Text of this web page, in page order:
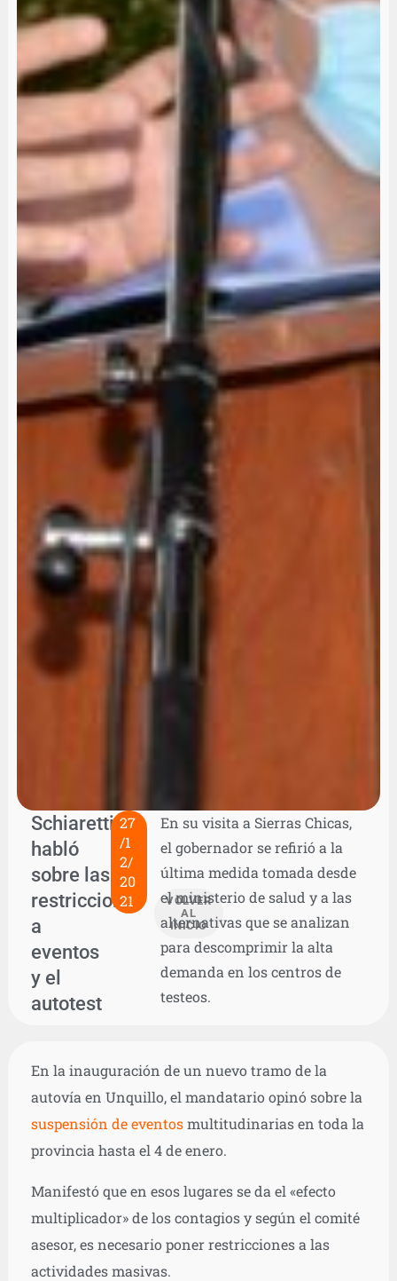
Schiaretti
habló
sobre las
restricciones
a
eventos
y el
autotest
27
/1
2/
20
21
VOLVER
AL
INICIO
En su visita a Sierras Chicas,
el gobernador se refirió a la
última medida tomada desde
el ministerio de salud y a las
alternativas que se analizan
para descomprimir la alta
demanda en los centros de
testeos.
En la inauguración de un nuevo tramo de la
autovía en Unquillo, el mandatario opinó sobre la
suspensión de eventosmultitudinarias en toda la
provincia hasta el 4 de enero.
Manifestó que en esos lugares se da el «efecto
multiplicador» de los contagios y según el comité
asesor, es necesario poner restricciones a las
actividades masivas.